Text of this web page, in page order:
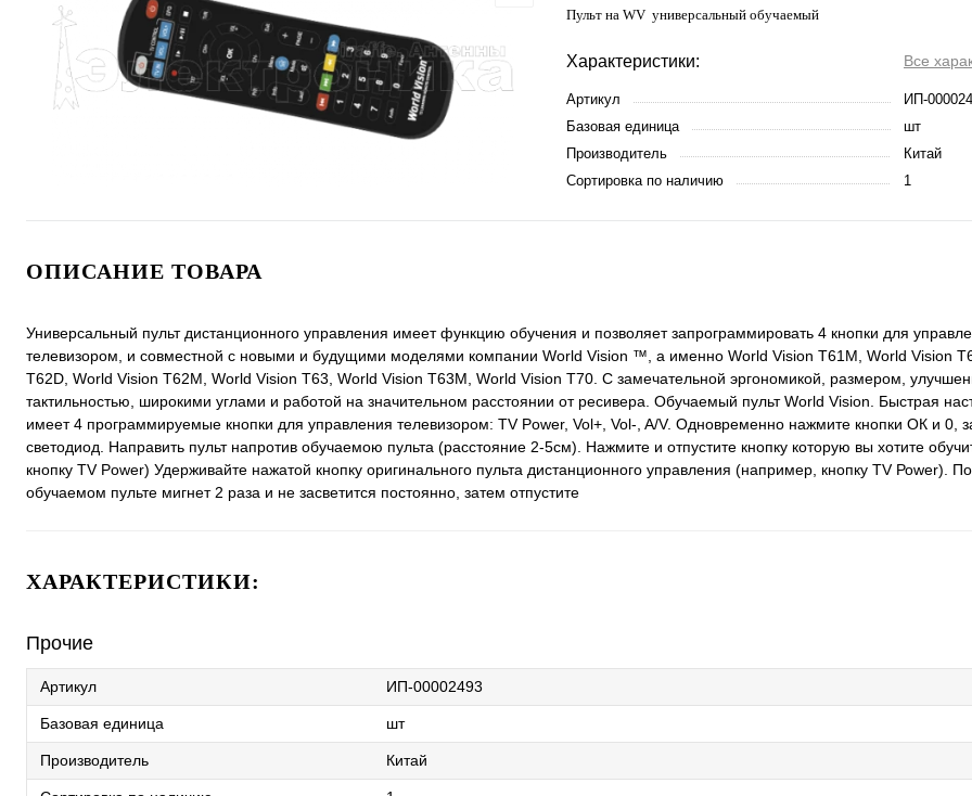
Пульт на WV универсальный обучаемый
Характеристики: Все
Артикул
ИП-
Базовая единица
шт
Производитель
Китай
Сортировка по наличию
1
ОПИСАНИЕ ТОВАРА
Универсальный пульт дистанционного управления имеет функцию обучения и позволяет запрограммировать 4 кнопки для
телевизором, и совместной с новыми и будущими моделями компании World Vision ™, а именно World Vision T61M, World Vision
T62D, World Vision T62M, World Vision T63, World Vision T63M, World Vision T70. С замечательной эргономикой, размером,
тактильностью, широкими углами и работой на значительном расстоянии от ресивера. Обучаемый пульт World Vision. Быстрая
имеет 4 программируемые кнопки для управления телевизором: TV Power, Vol+, Vol-, A/V. Одновременно нажмите кнопки ОК и 0,
светодиод. Направить пульт напротив обучаемою пульта (расстояние 2-5см). Нажмите и отпустите кнопку которую вы хотите
кнопку TV Power) Удерживайте нажатой кнопку оригинального пульта дистанционного управления (например, кнопку ТV Роwer).
обучаемом пульте мигнет 2 раза и не засветится постоянно, затем отпустите
ХАРАКТЕРИСТИКИ:
Прочие
Артикул ИП-00002493
Базовая единица шт
Производитель Китай